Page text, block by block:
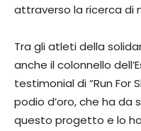
attraverso la ricerca di
Tra gli atleti della
anche il colonnello
testimonial di “Run For
podio d’oro, che ha
questo progetto e lo